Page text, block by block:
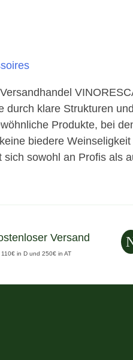
durch klare Strukturen
Produkte, bei
biedere
sowohl an Profis als
Versand
in D und 250€ in AT